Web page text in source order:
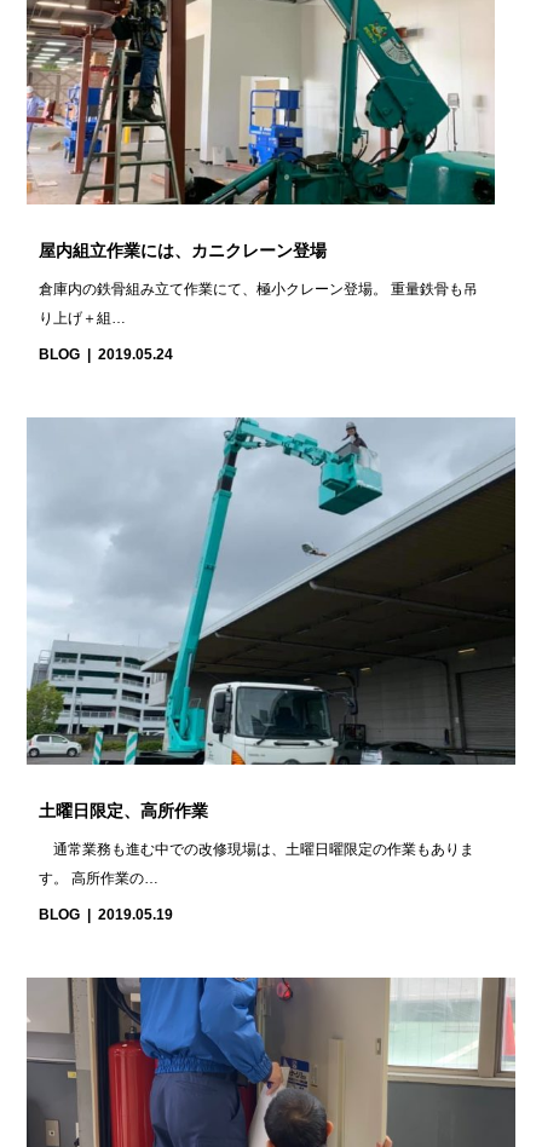
屋内組立作業には、カニクレーン登場
倉庫内の鉄骨組み立て作業にて、極小クレーン登場。 重量鉄骨も吊
り上げ＋組…
BLOG 2019.05.24
土曜日限定、高所作業
通常業務も進む中での改修現場は、土曜日曜限定の作業もありま
す。 高所作業の…
BLOG 2019.05.19